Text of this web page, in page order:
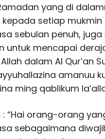
yang di
kepada setiap
sebulan penuh,
untuk mencapai
dalam Al Qur’an
amanuu
ming qablikum
: “Hai orang-orang
sebagaimana